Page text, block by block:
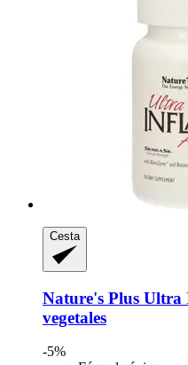
Cesta
Nature's Plus Ultra
vegetales
-5%